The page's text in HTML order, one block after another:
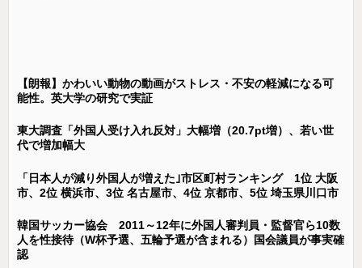
【朗報】かわいい動物の動画がストレス・不安の軽減になる可
能性。英大学の研究で実証
東大調査「外国人受け入れ反対」大幅増（20.7pt増）、若い世
代で増加幅大
「日本人が減り外国人が増えた｣市区町村ランキング 1位 大阪
市、2位 横浜市、3位 名古屋市、4位 京都市、5位 埼玉県川口市
韓国サッカー協会 2011～12年に外国人審判員・監督官ら10数
人を性接待（W杯予選、五輪予選が含まれる）国会議員が事実確
認